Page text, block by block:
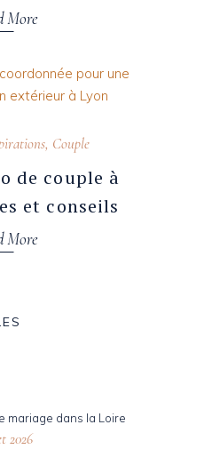
More
, Couple
de couple à
et conseils
More
mariage dans la Loire
2026